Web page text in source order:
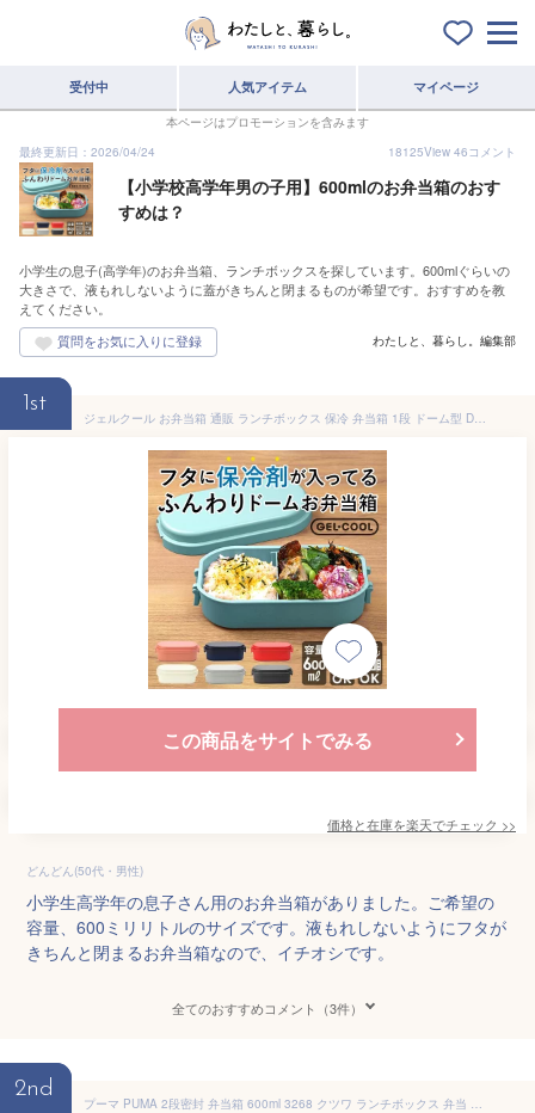
受付中 人気アイテム マイページ
本ページはプロモーションを含みます
最終更新日：2026/04/24
18125View 46コメント
【小学校高学年男の子用】600mlのお弁当箱のおす
すめは？
小学生の息子(高学年)のお弁当箱、ランチボックスを探しています。600mlぐらいの
大きさで、液もれしないように蓋がきちんと閉まるものが希望です。おすすめを教
えてください。
わたしと、暮らし。編集部
1st
ジェルクール お弁当箱 通販 ランチボックス 保冷 弁当箱 1段 ドーム型 DOME M 600 ml おしゃれ 子供 小学生 レンジ対応 女性 食洗機ok キッズ 無地 女の子 男の子
この商品をサイトでみる
価格と在庫を楽天でチェック >>
どんどん(50代・男性)
小学生高学年の息子さん用のお弁当箱がありました。ご希望の
容量、600ミリリトルのサイズです。液もれしないようにフタが
きちんと閉まるお弁当箱なので、イチオシです。
全てのおすすめコメント（3件）
2nd
プーマ PUMA 2段密封 弁当箱 600ml 3268 クツワ ランチボックス 弁当 べんとう 子供 小学生 中学生 男子 男の子 PM537